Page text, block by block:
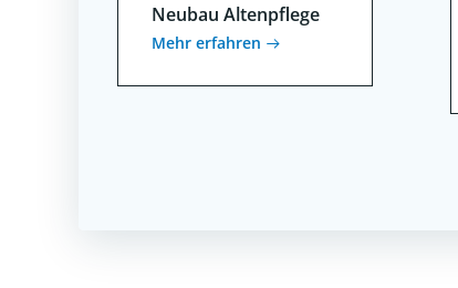
Neubau Altenpflege
Mehr erfahren